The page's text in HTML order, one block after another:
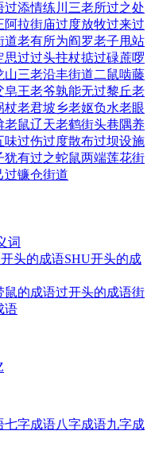
过添情练川三老所过之处
阿拉街庙过度放牧过来过
道老有所为阎罗老子甩站
思过过头拄杖掂过碌蔗啰
山三老沿丰街道二鼠啮藤
皂王老爷孰能无过黎丘老
杖老君坡乡老妪负水老眼
老鼠辽天老鹤街头巷隅养
味过伤过度散布过坝设施
犹有过之蛇鼠两端莲花街
过镰仓街道
词
头的成语SHU开头的成
鼠的成语过开头的成语街
语
七字成语八字成语九字成